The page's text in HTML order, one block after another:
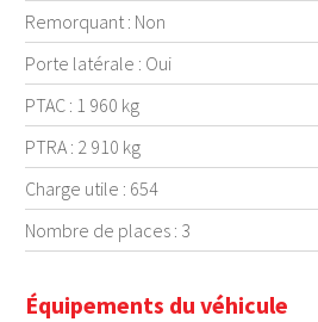
Remorquant : Non
Porte latérale : Oui
PTAC : 1 960 kg
PTRA : 2 910 kg
Charge utile : 654
Nombre de places : 3
Équipements du véhicule